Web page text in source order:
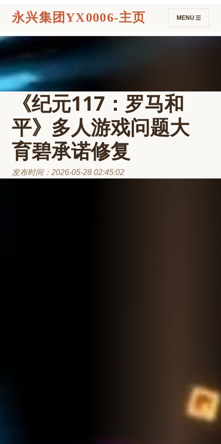
永兴集团YX0006-主页 MENU
《纪元117：罗马和
平》多人游戏问题大
育碧承诺修复
发布时间：2026-05-28 02:45:02